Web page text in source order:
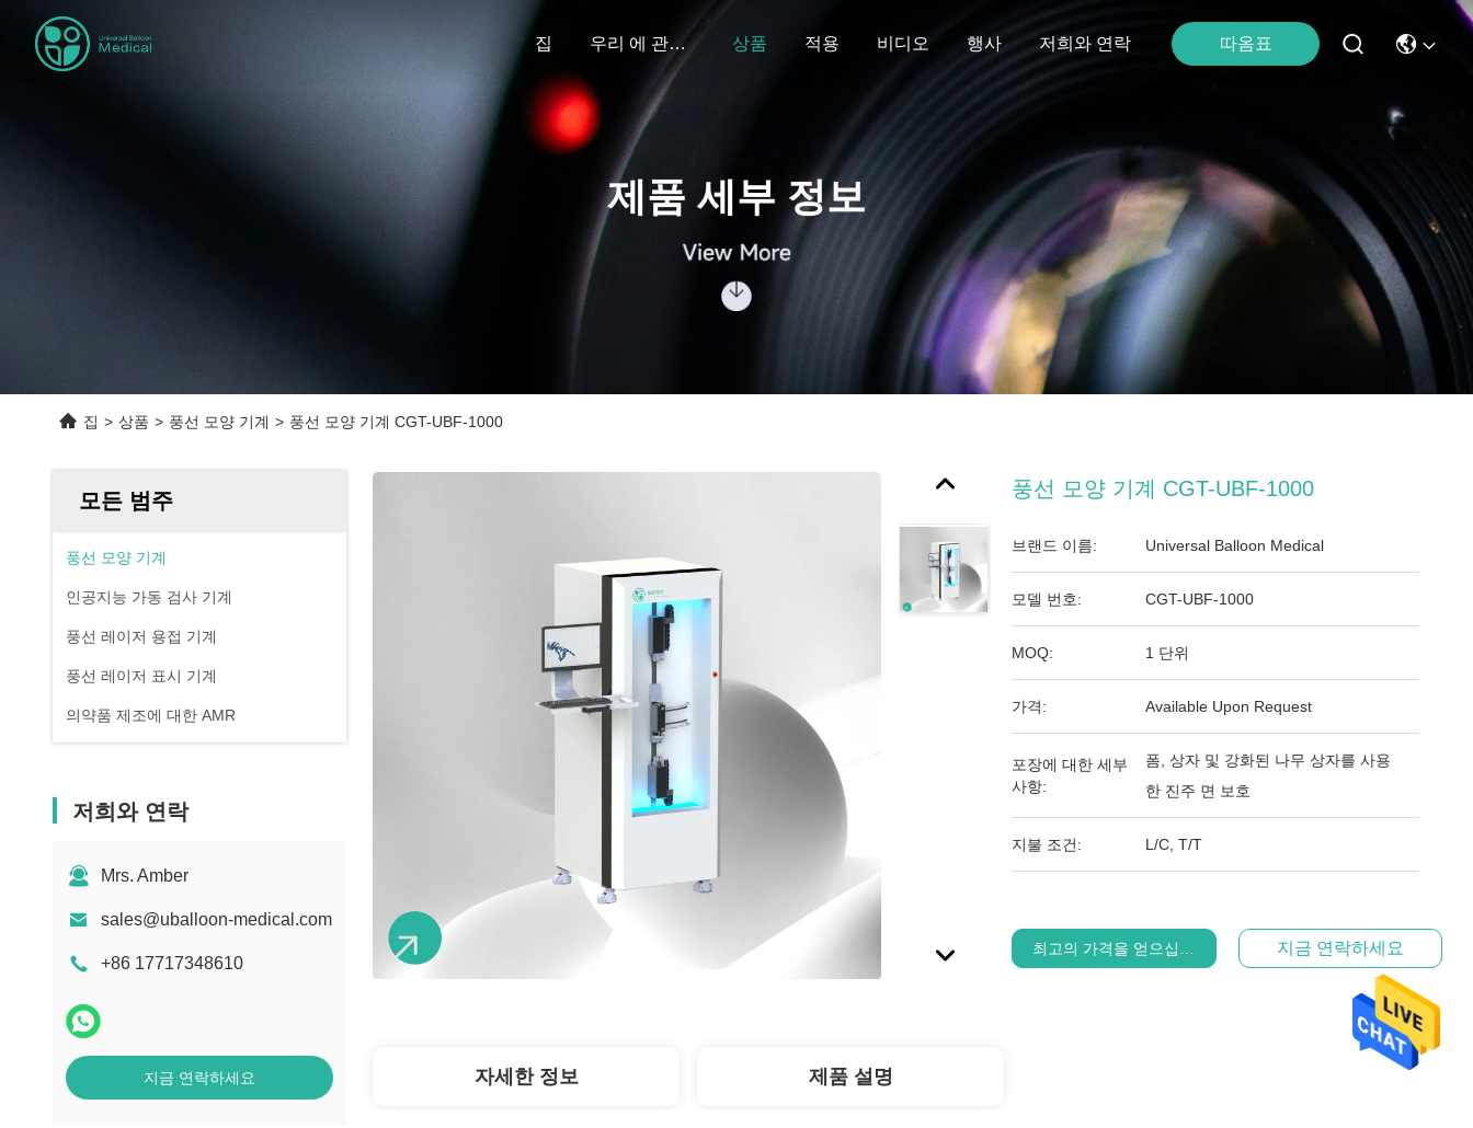
집 우리 에 관한 것 상품 적용 비디오 행사 저희와 연락 따옴표
제품 세부 정보
집 > 상품 > 풍선 모양 기계 > 풍선 모양 기계 CGT-UBF-1000
모든 범주
풍선 모양 기계
인공지능 가동 검사 기계
풍선 레이저 용접 기계
풍선 레이저 표시 기계
의약품 제조에 대한 AMR
저희와 연락
Mrs. Amber
sales@uballoon-medical.com
+86 17717348610
지금 연락하세요
풍선 모양 기계 CGT-UBF-1000
브랜드 이름: Universal Balloon Medical
모델 번호: CGT-UBF-1000
MOQ: 1 단위
가격: Available Upon Request
포장에 대한 세부
사항:
폼, 상자 및 강화된 나무 상자를 사용
한 진주 면 보호
지불 조건: L/C, T/T
최고의 가격을 얻으십시오 지금 연락하세요
자세한 정보 제품 설명